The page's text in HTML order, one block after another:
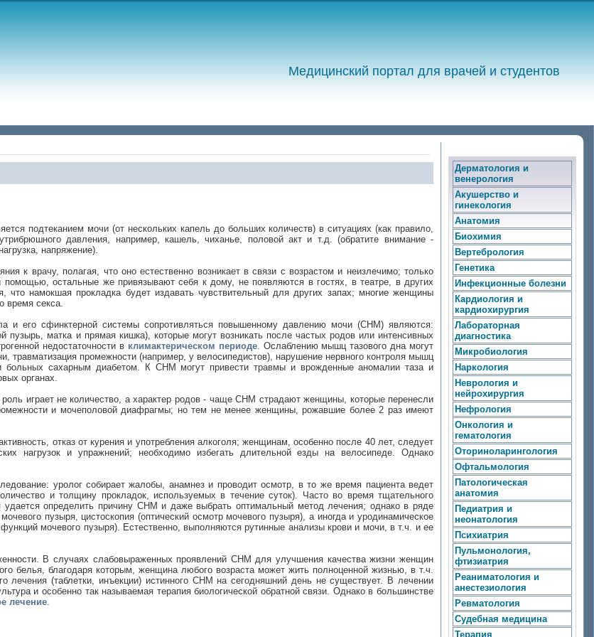
Медицинский портал для врачей и студентов
подтеканием мочи (от нескольких капель до больших количеств) в ситуациях (как правило,
давления, например, кашель, чиханье, половой акт и т.д. (обратите внимание -
напряжение).
к врачу, полагая, что оно естественно возникает в связи с возрастом и неизлечимо; только
остальные же привязывают себя к дому, не появляются в гостях, в театре, в других
что намокшая прокладка будет издавать чувствительный для других запах; многие женщины
время секса.
и его сфинктерной системы сопротивляться повышенному давлению мочи (СНМ) являются:
матка и прямая кишка), которые могут возникать после частых родов или интенсивных
недостаточности в климактерическом периоде. Ослаблению мышц тазового дна могут
травматизация промежности (например, у велосипедистов), нарушение нервного контроля мышц
больных сахарным диабетом. К СНМ могут привести травмы и врожденные аномалии таза и
органах.
играет не количество, а характер родов - чаще СНМ страдают женщины, которые перенесли
и мочеполовой диафрагмы; но тем не менее женщины, рожавшие более 2 раз имеют
отказ от курения и употребления алкоголя; женщинам, особенно после 40 лет, следует
нагрузок и упражнений; необходимо избегать длительной езды на велосипеде. Однако
уролог собирает жалобы, анамнез и проводит осмотр, в то же время пациента ведет
и толщину прокладок, используемых в течение суток). Часто во время тщательного
удается определить причину СНМ и даже выбрать оптимальный метод лечения; однако в ряде
пузыря, цистоскопия (оптический осмотр мочевого пузыря), а иногда и уродинамическое
мочевого пузыря). Естественно, выполняются рутинные анализы крови и мочи, в т.ч. и ее
В случаях слабовыраженных проявлений СНМ для улучшения качества жизни женщин
белья, благодаря которым, женщина любого возраста может жить полноценной жизнью, в т.ч.
лечения (таблетки, инъекции) истинного СНМ на сегодняшний день не существует. В лечении
и особенно так называемая терапия биологической обратной связи. Однако в большинстве
лечение.
Дерматология и
венерология
Акушерство и
гинекология
Анатомия
Биохимия
Вертебрология
Генетика
Инфекционные болезни
Кардиология и
кардиохирургия
Лабораторная
диагностика
Микробиология
Наркология
Неврология и
нейрохирургия
Нефрология
Онкология и
гематология
Оториноларингология
Офтальмология
Патологическая
анатомия
Педиатрия и
неонатология
Психиатрия
Пульмонология,
фтизиатрия
Реаниматология и
анестезиология
Ревматология
Судебная медицина
Терапия